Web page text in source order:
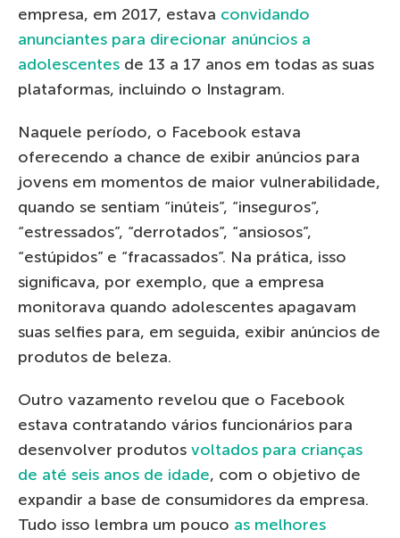
empresa, em 2017, estava convidando
anunciantes para direcionar anúncios a
adolescentes de 13 a 17 anos em todas as suas
plataformas, incluindo o Instagram.
Naquele período, o Facebook estava
oferecendo a chance de exibir anúncios para
jovens em momentos de maior vulnerabilidade,
quando se sentiam “inúteis”, “inseguros”,
“estressados”, “derrotados”, “ansiosos”,
“estúpidos” e “fracassados”. Na prática, isso
significava, por exemplo, que a empresa
monitorava quando adolescentes apagavam
suas selfies para, em seguida, exibir anúncios de
produtos de beleza.
Outro vazamento revelou que o Facebook
estava contratando vários funcionários para
desenvolver produtos voltados para crianças
de até seis anos de idade, com o objetivo de
expandir a base de consumidores da empresa.
Tudo isso lembra um pouco as melhores